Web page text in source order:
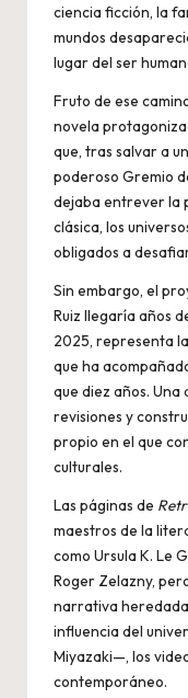
ciencia ficción, la
mundos
lugar del ser
Fruto de ese
novela
que, tras salvar a
poderoso Gremio
dejaba entrever la
clásica, los
obligados a
Sin embargo, el
Ruiz llegaría años
2025, representa
que ha
que diez años.
revisiones y
propio en el que
culturales.
Las páginas de
maestros de la
como Ursula K. Le
Roger Zelazny,
narrativa
influencia del
Miyazaki—, los
contemporáneo.